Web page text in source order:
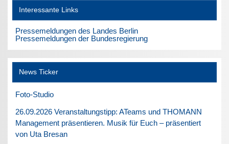
Interessante Links
Pressemeldungen des Landes Berlin
Pressemeldungen der Bundesregierung
News Ticker
Foto-Studio
26.09.2026 Veranstaltungstipp: ATeams und THOMANN
Management präsentieren. Musik für Euch – präsentiert
von Uta Bresan